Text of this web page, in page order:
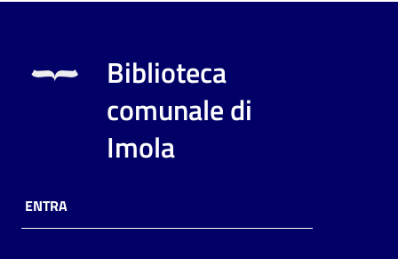
Risorse
online
Biblioteca
comunale di
Imola
ENTRA